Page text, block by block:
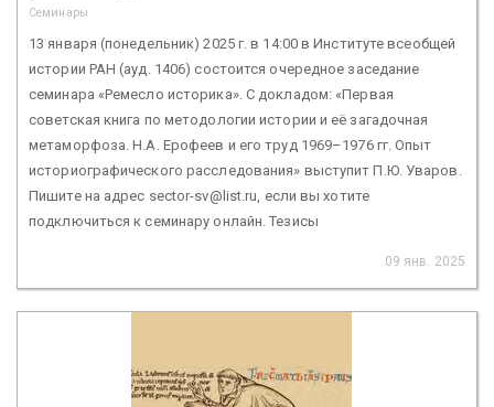
Семинары
13 января (понедельник) 2025 г. в 14:00 в Институте всеобщей
истории РАН (ауд. 1406) состоится очередное заседание
семинара «Ремесло историка». С докладом: «Первая
советская книга по методологии истории и её загадочная
метаморфоза. Н.А. Ерофеев и его труд 1969–1976 гг. Опыт
историографического расследования» выступит П.Ю. Уваров.
Пишите на адрес sector-sv@list.ru, если вы хотите
подключиться к семинару онлайн. Тезисы
09 янв. 2025